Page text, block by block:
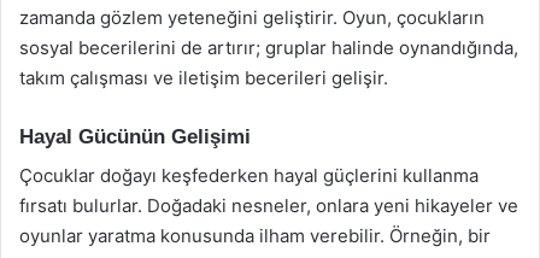
zamanda gözlem yeteneğini geliştirir. Oyun, çocukların
sosyal becerilerini de artırır; gruplar halinde oynandığında,
takım çalışması ve iletişim becerileri gelişir.
Hayal Gücünün Gelişimi
Çocuklar doğayı keşfederken hayal güçlerini kullanma
fırsatı bulurlar. Doğadaki nesneler, onlara yeni hikayeler ve
oyunlar yaratma konusunda ilham verebilir. Örneğin, bir